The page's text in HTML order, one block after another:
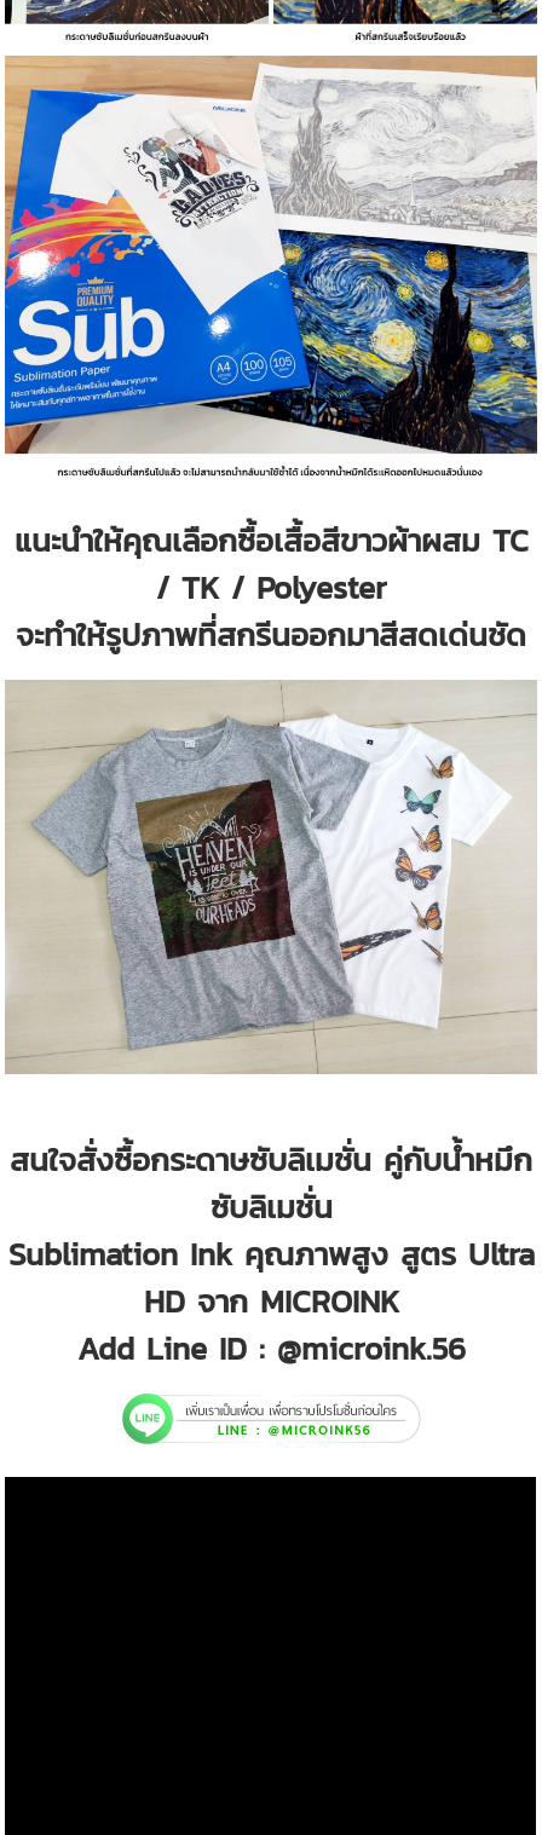
แนะนำให้คุณเลือกซื้อเสื้อสีขาวผ้าผสม TC
/ TK / Polyester
จะทำให้รูปภาพที่สกรีนออกมาสีสดเด่นชัด
สนใจสั่งซื้อกระดาษซับลิเมชั่น คู่กับน้ำหมึก
ซับลิเมชั่น
Sublimation Ink คุณภาพสูง สูตร Ultra
HD จาก MICROINK
Add Line ID : @microink.56